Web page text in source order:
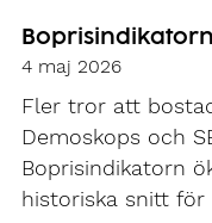
4 maj 2026
Fler tror att
Demoskops och
Boprisindikatorn
historiska snitt för